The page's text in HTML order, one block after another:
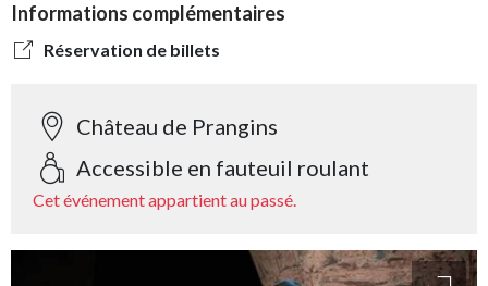
Informations complémentaires
Réservation de billets
Château de Prangins
Accessible en fauteuil roulant
Cet événement appartient au passé.